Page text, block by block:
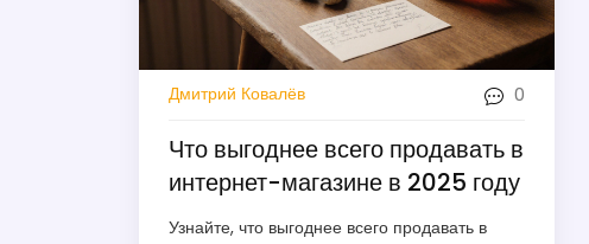
Дмитрий Ковалёв 0
Что выгоднее всего продавать в
интернет-магазине в 2025 году
Узнайте, что выгоднее всего продавать в